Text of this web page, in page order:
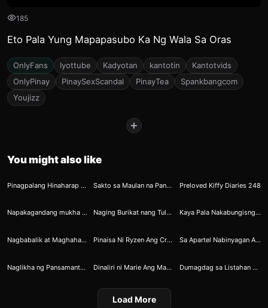
185
Eto Pala Yung Mapapasubo Ka Ng Wala Sa Oras
OnlyFans Iyottube Kadyotan kantotin
Kantotvids
OnlyPinay
PinaySexScandal PinayTea
Spankbangcom
Youjizz
+
You might also like
21
Pinagpalang Hinaharap ni Apple Sakto sa Maulan na Panahon Ang Pagdalaw ni Allan Preloved Kiffy Diaries 248
147
Napakagandang mukha pero may tinatago pala na sobrang kalibogan itong si classmate
231
Naging Burikat nang Tuluyan si Katkat
263
Kaya Pala Nakabungisngis Nakatagos Nanaman sa Butas na Malangis
264
Nagbabalik at Maghahasik ng Pampatirik
331
Pinaisa Ni Ryzen Ang Crush Na Volleyball Player
338
Sa Apartel Nabinyagan Ang Tinggel ni Kristel – 2
398
Naglikha ng Pansamantalang Lindol Ang Pagbarurot ni Errol
386
Dinaliri ni Marie Ang Maselang Bahaghari
422
Dumagdag sa Listahan ng Binembang sa Banyo
Load More